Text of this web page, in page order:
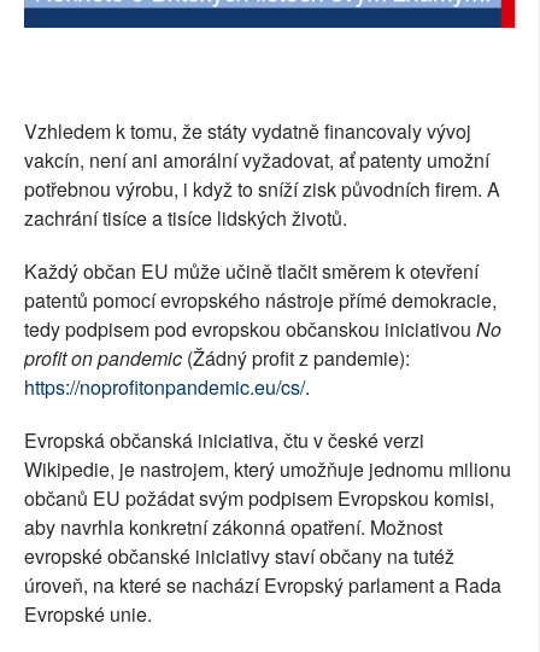
Vzhledem k tomu, že státy vydatně financovaly vývoj
vakcín, není ani amorální vyžadovat, ať patenty umožní
potřebnou výrobu, i když to sníží zisk původních firem. A
zachrání tisíce a tisíce lidských životů.
Každý občan EU může učině tlačit směrem k otevření
patentů pomocí evropského nástroje přímé demokracie,
tedy podpisem pod evropskou občanskou iniciativou No
profit on pandemic (Žádný profit z pandemie):
https://noprofitonpandemic.eu/cs/.
Evropská občanská iniciativa, čtu v české verzi
Wikipedie, je nastrojem, který umožňuje jednomu milionu
občanů EU požádat svým podpisem Evropskou komisi,
aby navrhla konkretní zákonná opatření. Možnost
evropské občanské iniciativy staví občany na tutéž
úroveň, na které se nachází Evropský parlament a Rada
Evropské unie.